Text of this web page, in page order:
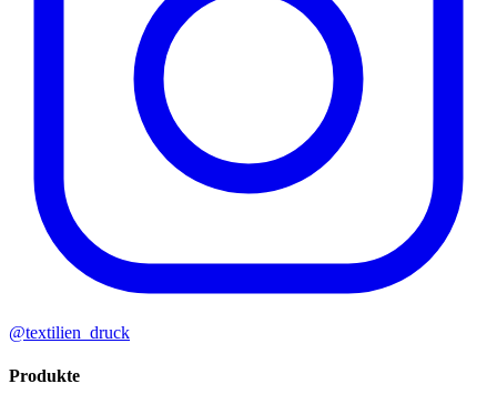
@textilien_druck
Produkte